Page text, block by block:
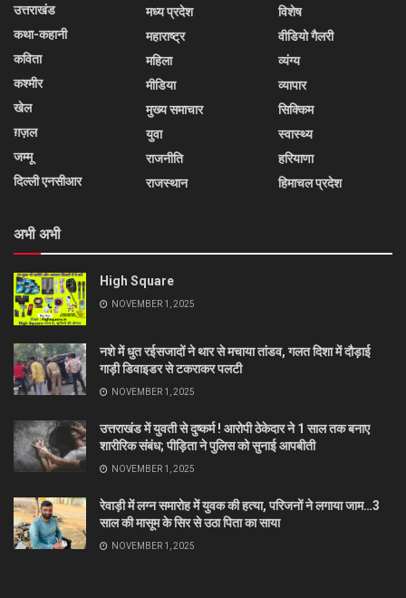
उत्तराखंड
कथा-कहानी
कविता
कश्मीर
खेल
ग़ज़ल
जम्मू
दिल्ली एनसीआर
मध्य प्रदेश
महाराष्ट्र
महिला
मीडिया
मुख्य समाचार
युवा
राजनीति
राजस्थान
विशेष
वीडियो गैलरी
व्यंग्य
व्यापार
सिक्किम
स्वास्थ्य
हरियाणा
हिमाचल प्रदेश
अभी अभी
High Square
NOVEMBER 1, 2025
नशे में धुत रईसजादों ने थार से मचाया तांडव, गलत दिशा में दौड़ाई
गाड़ी डिवाइडर से टकराकर पलटी
NOVEMBER 1, 2025
उत्तराखंड में युवती से दुष्कर्म ! आरोपी ठेकेदार ने 1 साल तक बनाए
शारीरिक संबंध; पीड़िता ने पुलिस को सुनाई आपबीती
NOVEMBER 1, 2025
रेवाड़ी में लग्न समारोह में युवक की हत्या, परिजनों ने लगाया जाम…3
साल की मासूम के सिर से उठा पिता का साया
NOVEMBER 1, 2025